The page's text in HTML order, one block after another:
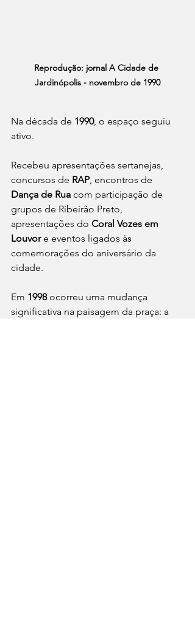
Reprodução: jornal A Cidade de
Jardinópolis - novembro de 1990
Na década de 1990, o espaço seguiu
ativo.
Recebeu apresentações sertanejas,
concursos de RAP , encontros de
Dança de Rua com participação de
grupos de Ribeirão Preto,
apresentações do Coral Vozes em
Louvor e eventos ligados às
comemorações do aniversário da
cidade.
Em 1998 ocorreu uma mudança
significativa na paisagem da praça: a